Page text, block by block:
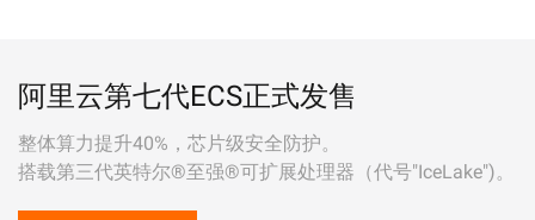
阿里云第七代ECS正式发售
整体算力提升40%，芯片级安全防护。
搭载第三代英特尔®至强®可扩展处理器（代号"IceLake")。